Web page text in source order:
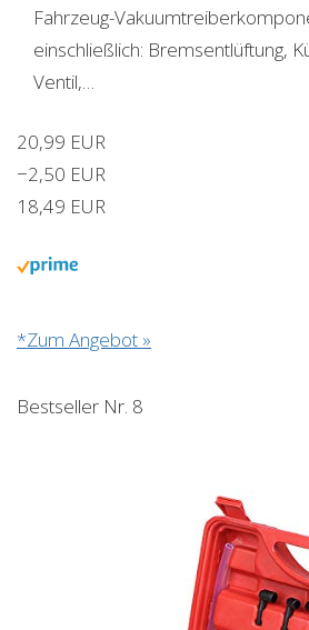
Fahrzeug-
einschließlich: Bremsentlüftung,
Ventil,…
20,99 EUR
−2,50 EUR
18,49 EUR
*Zum Angebot »
Bestseller Nr. 8